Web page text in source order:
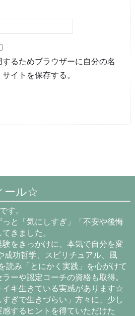
るためブラウザーに自分の名
イトを保存する。
ール☆
す。
と「気にしすぎ」「不安や後悔
きました。
をきっかけに、本気で自分を変
成功哲学、スピリチュアル、風
読み「とにかく実践」を心がけて
ーや認定コーチの資格も取得。
イキ生きている実感があります☆
ぎで生きづらい」方々に、少し
するヒントを得ていただけた